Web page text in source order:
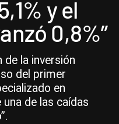
y el
0,8%”
la inversión
del primer
en
de las caídas